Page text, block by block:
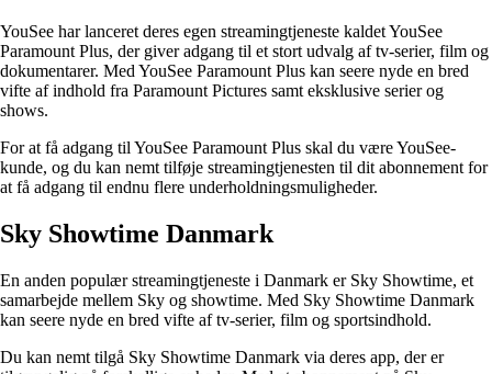
YouSee har lanceret deres egen streamingtjeneste kaldet YouSee
Paramount Plus, der giver adgang til et stort udvalg af tv-serier, film og
dokumentarer. Med YouSee Paramount Plus kan seere nyde en bred
vifte af indhold fra Paramount Pictures samt eksklusive serier og
shows.
For at få adgang til YouSee Paramount Plus skal du være YouSee-
kunde, og du kan nemt tilføje streamingtjenesten til dit abonnement for
at få adgang til endnu flere underholdningsmuligheder.
Sky Showtime Danmark
En anden populær streamingtjeneste i Danmark er Sky Showtime, et
samarbejde mellem Sky og showtime. Med Sky Showtime Danmark
kan seere nyde en bred vifte af tv-serier, film og sportsindhold.
Du kan nemt tilgå Sky Showtime Danmark via deres app, der er